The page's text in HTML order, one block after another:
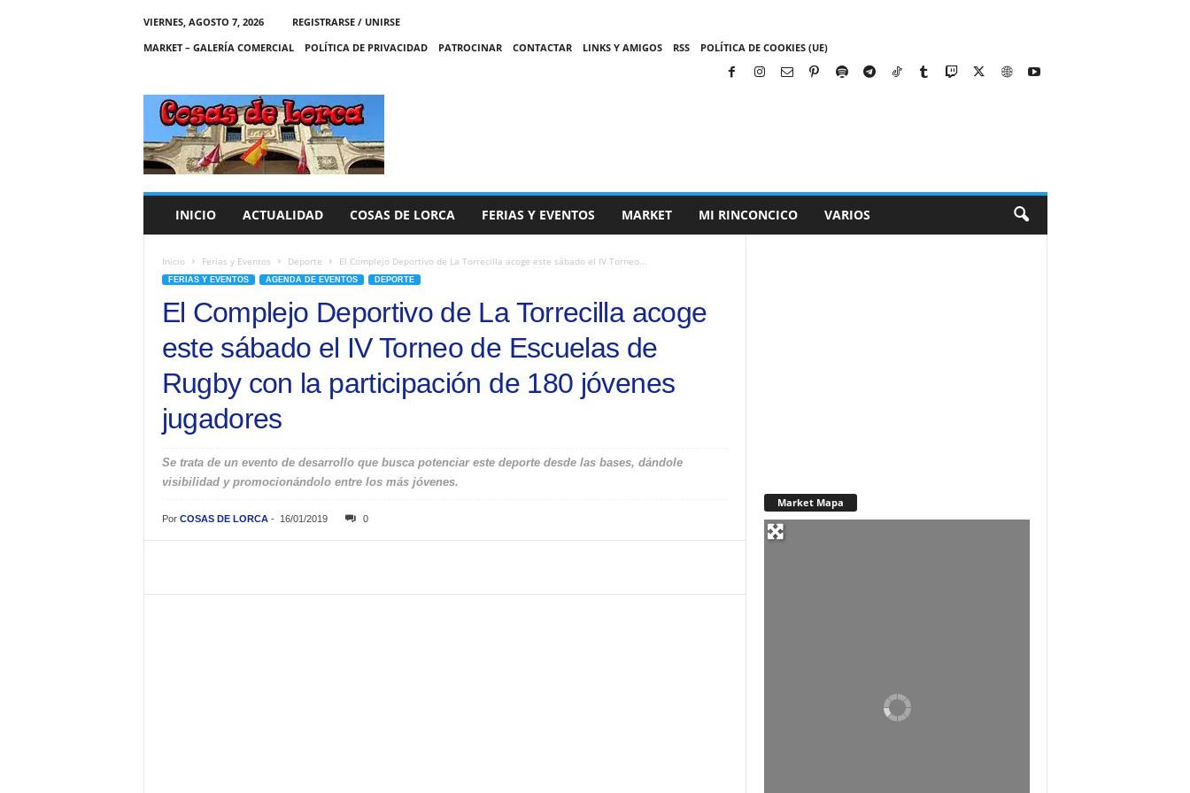
VIERNES, AGOSTO 7, 2026
REGISTRARSE / UNIRSE
MARKET – GALERÍA COMERCIAL
POLÍTICA DE PRIVACIDAD PATROCINAR CONTACTAR LINKS Y AMIGOS RSS POLÍTICA DE COOKIES (UE)
C
A
S
INICIO ACTUALIDAD COSAS DE LORCA FERIAS Y EVENTOS MARKET MI RINCONCICO VARIOS
Inicio Ferias y Eventos Deporte El Complejo Deportivo de La Torrecilla acoge este sábado el IV Torneo...
FERIAS Y EVENTOS AGENDA DE EVENTOS DEPORTE
El Complejo Deportivo de La Torrecilla acoge
este sábado el IV Torneo de Escuelas de
Rugby con la participación de 180 jóvenes
jugadores
Se trata de un evento de desarrollo que busca potenciar este deporte desde las bases, dándole
visibilidad y promocionándolo entre los más jóvenes.
Por COSAS DE LORCA- 16/01/2019 0
Market Mapa